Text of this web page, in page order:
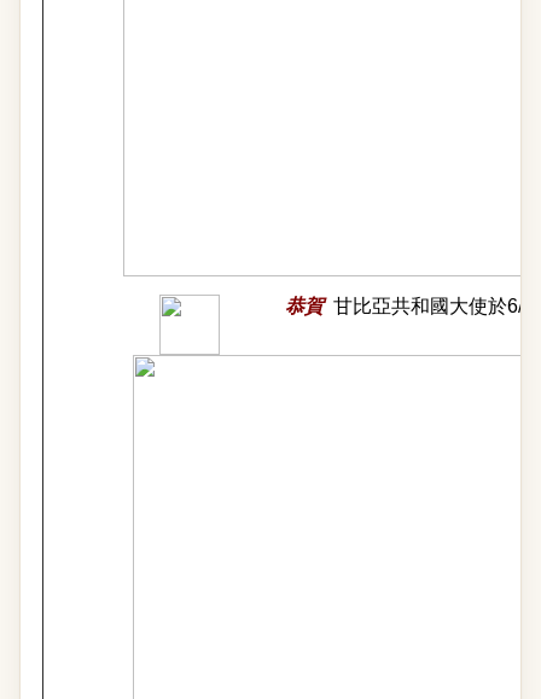
恭賀 甘比亞共和國大使於6/